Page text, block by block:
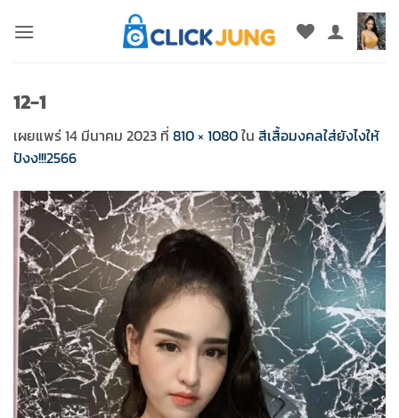
12-1
เผยแพร่14 มีนาคม 2023 ที่ 810 × 1080ใน สีเสื้อมงคลใส่ยังไงให้
ปังง!!!2566